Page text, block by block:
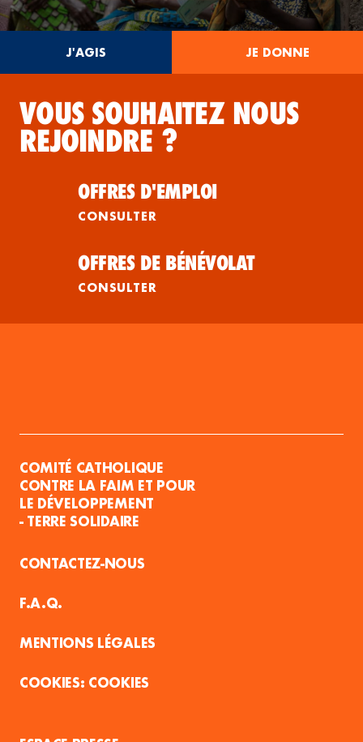
J'AGIS JE DONNE
VOUS SOUHAITEZ NOUS
REJOINDRE ?
OFFRES D'EMPLOI
CONSULTER
OFFRES DE BÉNÉVOLAT
CONSULTER
COMITÉ CATHOLIQUE
CONTRE LA FAIM ET POUR
LE DÉVELOPPEMENT
- TERRE SOLIDAIRE
CONTACTEZ-NOUS
F.A.Q.
MENTIONS LÉGALES
COOKIES